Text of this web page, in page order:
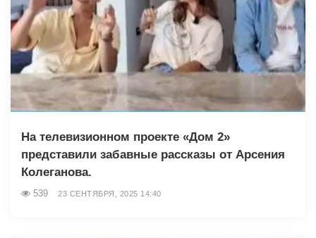
На телевизионном проекте «Дом 2»
представили забавные рассказы от Арсения
Колеганова.
539 23 СЕНТЯБРЯ, 2025 14:40